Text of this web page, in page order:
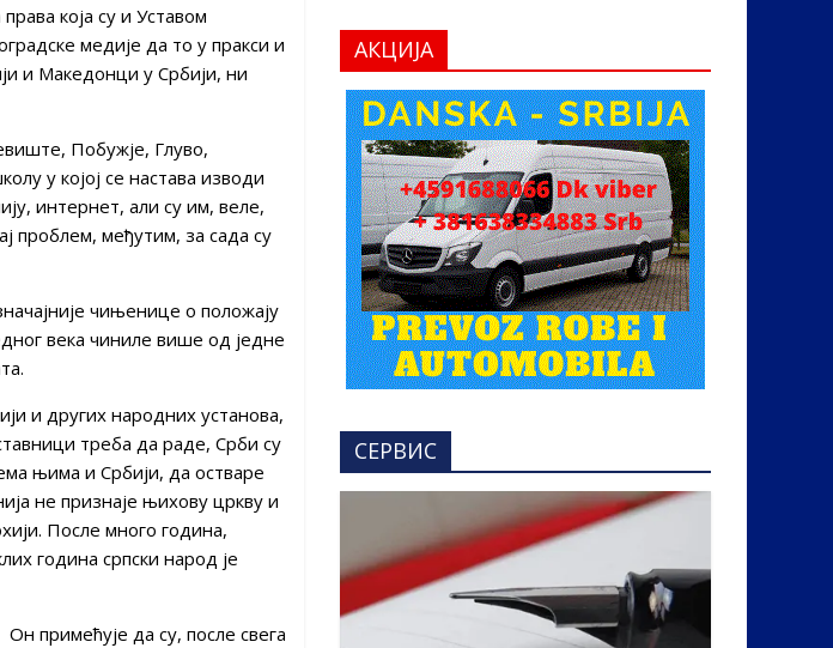
која су и Уставом
медије да то у пракси и
и Македонци у Србији, ни
Побужје, Глуво,
у којој се настава изводи
интернет, али су им, веле,
проблем, међутим, за сада су
чињенице о положају
века чиниле више од једне
и других народних установа,
треба да раде, Срби су
њима и Србији, да остваре
не признаје њихову цркву и
После много година,
година српски народ је
Он примећује да су, после свега
АКЦИЈА
СЕРВИС